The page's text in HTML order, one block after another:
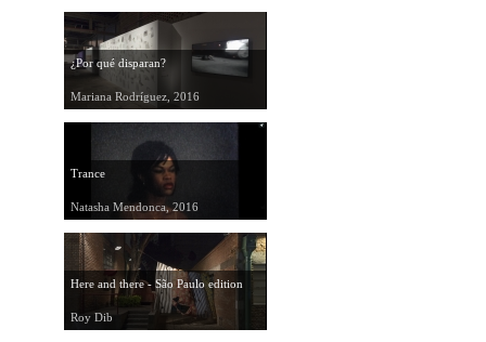
¿Por qué disparan?
Mariana Rodríguez, 2016
Trance
Natasha Mendonca, 2016
Here and there - São Paulo edition
Roy Dib